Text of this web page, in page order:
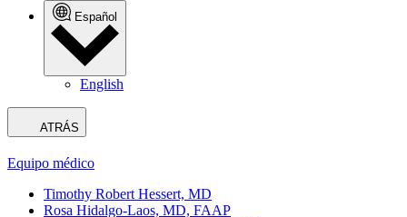
Español
English
ATRÁS
Equipo médico
Timothy Robert Hessert, MD
Rosa Hidalgo-Laos, MD, FAAP